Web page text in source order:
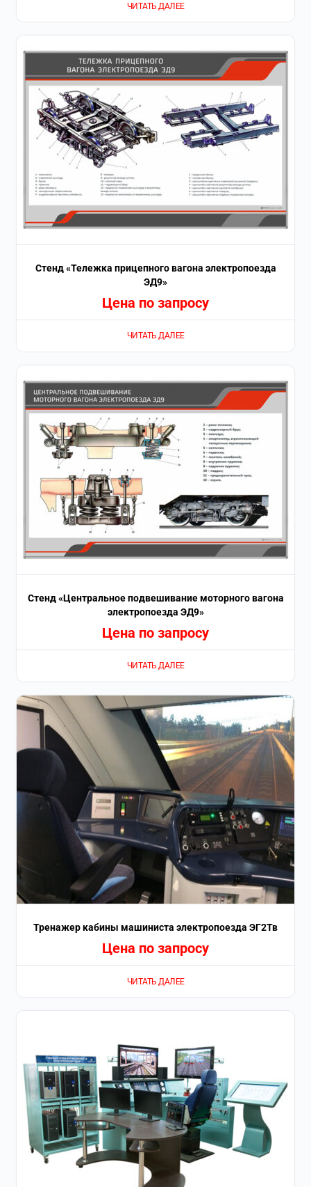
ЧИТАТЬ ДАЛЕЕ
Стенд «Тележка прицепного вагона электропоезда
ЭД9»
Цена по запросу
ЧИТАТЬ ДАЛЕЕ
Стенд «Центральное подвешивание моторного вагона
электропоезда ЭД9»
Цена по запросу
ЧИТАТЬ ДАЛЕЕ
Тренажер кабины машиниста электропоезда ЭГ2Тв
Цена по запросу
ЧИТАТЬ ДАЛЕЕ